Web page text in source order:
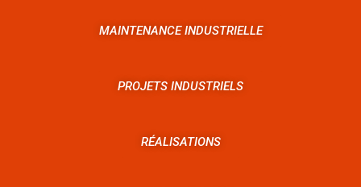
MAINTENANCE INDUSTRIELLE
PROJETS INDUSTRIELS
RÉALISATIONS